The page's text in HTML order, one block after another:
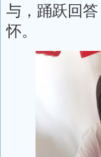
与，踊跃回
怀。